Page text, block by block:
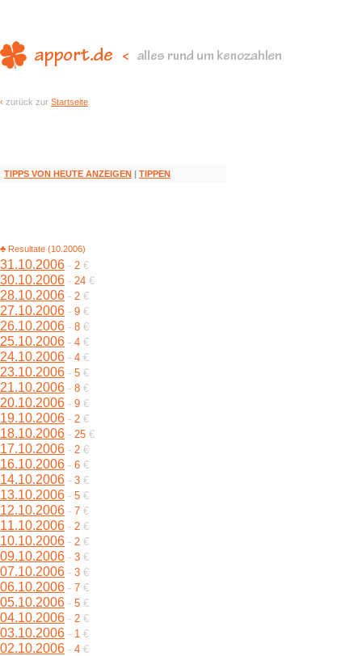
‹ zurück zur Startseite
TIPPS VON HEUTE ANZEIGEN | TIPPEN
♣ Resultate (10.2006)
31.10.2006 - 2 €
30.10.2006 - 24 €
28.10.2006 - 2 €
27.10.2006 - 9 €
26.10.2006 - 8 €
25.10.2006 - 4 €
24.10.2006 - 4 €
23.10.2006 - 5 €
21.10.2006 - 8 €
20.10.2006 - 9 €
19.10.2006 - 2 €
18.10.2006 - 25 €
17.10.2006 - 2 €
16.10.2006 - 6 €
14.10.2006 - 3 €
13.10.2006 - 5 €
12.10.2006 - 7 €
11.10.2006 - 2 €
10.10.2006 - 2 €
09.10.2006 - 3 €
07.10.2006 - 3 €
06.10.2006 - 7 €
05.10.2006 - 5 €
04.10.2006 - 2 €
03.10.2006 - 1 €
02.10.2006 - 4 €